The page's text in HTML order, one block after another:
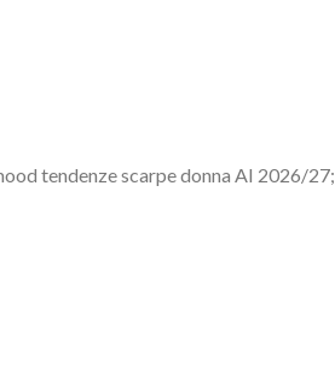
tendenze scarpe donna AI 2026/27;